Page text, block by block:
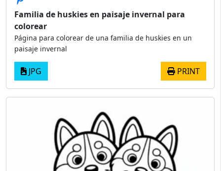
Familia de huskies en paisaje invernal para
colorear
Página para colorear de una familia de huskies en un
paisaje invernal
JPG PRINT